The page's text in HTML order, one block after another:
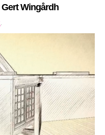
Wingårdh
.